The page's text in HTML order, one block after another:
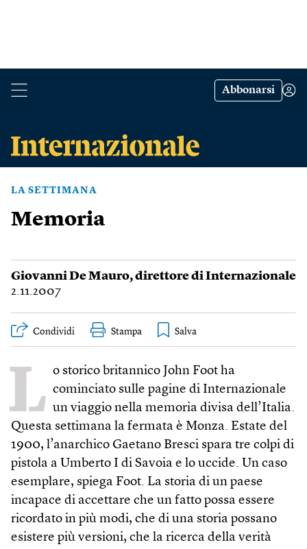
Abbonarsi
LA SETTIMANA
Memoria
Giovanni De Mauro, direttore di Internazionale
2.11.2007
Condividi Stampa
L o storico britannico John Foot ha
cominciato sulle pagine di Internazionale
un viaggio nella memoria divisa dell’Italia.
Questa settimana la fermata è Monza. Estate del
1900, l’anarchico Gaetano Bresci spara tre colpi di
pistola a Umberto I di Savoia e lo uccide. Un caso
esemplare, spiega Foot. La storia di un paese
incapace di accettare che un fatto possa essere
ricordato in più modi, che di una storia possano
esistere più versioni, che la ricerca della verità